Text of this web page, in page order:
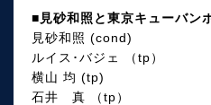
■見砂和照と東京キューバン
見砂和照 (cond)
ルイス･バジェ （tp）
横山 均 (tp)
石井 真 （tp）